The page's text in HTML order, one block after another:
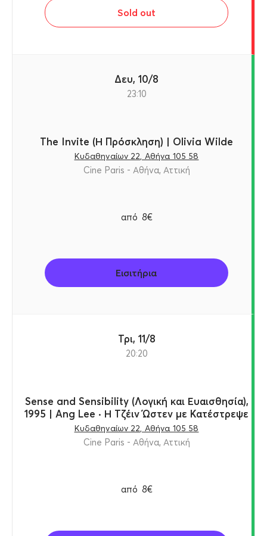
Sold out
Δευ, 10/8
23:10
The Invite (Η Πρόσκληση) | Olivia Wilde
Κυδαθηναίων 22, Αθήνα 105 58
Cine Paris - Αθήνα, Αττική
από 8€
Εισιτήρια
Τρι, 11/8
20:20
Sense and Sensibility (Λογική και Ευαισθησία),
1995 | Ang Lee · Η Τζέιν Ώστεν με Κατέστρεψε
Κυδαθηναίων 22, Αθήνα 105 58
Cine Paris - Αθήνα, Αττική
από 8€